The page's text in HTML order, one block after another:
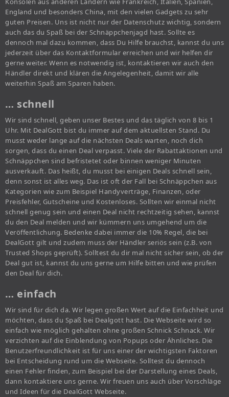
England und besonders China, mit den vielen Gadgets zu sehr
guten Preisen. Uns ist nicht nur der Datenschutz wichtig, sondern
auch das du Spaß bei der Schnäppchenjagd hast. Sollte es
dennoch mal dazu kommen, dass Du Hilfe brauchst, kannst du uns
jederzeit über das Kontaktformular erreichen und wir helfen dir
gerne weiter. Wenn es notwendig ist, kontaktieren wir auch den
Händler direkt und klären die Angelegenheit, damit wir alle
weiterhin Spaß am Sparen haben.
… schnell
Wir sind schnell, geben unser Bestes und das täglich von 8 bis 1
Uhr. Mit DealGott bist du immer auf dem aktuellsten Stand. Du
musst weder lange auf die nächsten Deals warten, noch dich
sorgen, dass du einen Deal verpasst. Viele der Rabattaktionen und
Schnäppchen sind befristetet oder binnen weniger Minuten
ausverkauft. Das heißt, du musst bei einigen Deals schnell sein,
denn sonst ist alles weg. Das ist oft der Fall bei Schnäppchen aus
Kategorien wie zum Beispiel Handyverträge, Finanzen, oder
Preisfehler, Gutscheine und Kostenloses. Sollten wir einmal nicht
schnell genug sein und einen Deal nicht rechtzeitig sehen, kannst
du den Deal melden und wir kümmern uns umgehend um die
Veröffentlichung. Bedenke dabei immer die 10% Regel, die bei
DealGott gilt und zudem muss der Händler seriös sein (z.B. von
Trusted Shops geprüft). Solltest du dir mal nicht sicher sein, ob der
Deal gut ist, kannst du uns gerne um Hilfe bitten und wie prüfen
den Deal für dich.
… einfach
Wir sind für dich da. Wir legen großen Wert auf die Einfachheit und
möchten, dass du Spaß bei Dealgott hast. Die Webseite wird so
einfach wie möglich gehalten ohne großen Schnick Schnack. Wir
verzichten auf die Einblendung von Popups oder Ähnliches. Die
Benutzerfreundlichkeit ist für uns einer der wichtigsten Faktoren
bei Entscheidung rund um die Webseite. Solltest du dennoch
einen Fehler finden, zum Beispiel bei der Darstellung eines Deals,
dann kontaktiere uns gerne. Wir freuen uns auch über Vorschläge
und Ideen für die DealGott Webseite.